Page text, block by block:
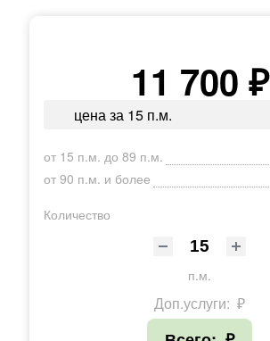
11 700 ₽
цена за 15 п.м.
от 15 п.м. до 89 п.м.
от 90 п.м. и более
Количество
п.м.
Доп.услуги: ₽